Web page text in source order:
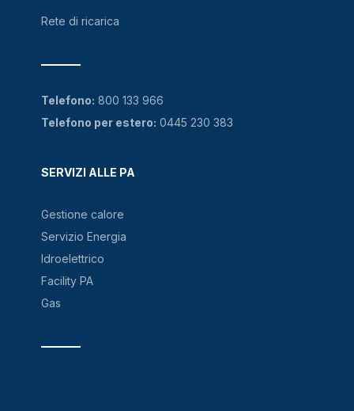
Rete di ricarica
SERVIZI ALLE PA
Gestione calore
Servizio Energia
Idroelettrico
Facility PA
Gas
Telefono: 800 133 966
Telefono per estero: 0445 230 383